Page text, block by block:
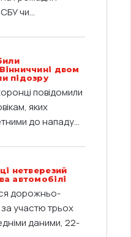
чи...
двом
підозру
повідомили
яких
до нападу...
нетверезий
автомобілі
дорожньо-
участю трьох
даними, 22-